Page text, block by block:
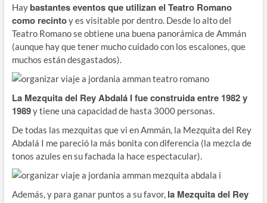
Hay bastantes eventos que utilizan el Teatro Romano
como recintoy es visitable por dentro. Desde lo alto del
Teatro Romano se obtiene una buena panorámica de Ammán
(aunque hay que tener mucho cuidado con los escalones, que
muchos están desgastados).
La Mezquita del Rey Abdalá I fue construida entre 1982 y
1989y tiene una capacidad de hasta 3000 personas.
De todas las mezquitas que vi en Ammán, la Mezquita del Rey
Abdalá I me pareció la más bonita con diferencia (la mezcla de
tonos azules en su fachada la hace espectacular).
Además, y para ganar puntos a su favor, la Mezquita del Rey